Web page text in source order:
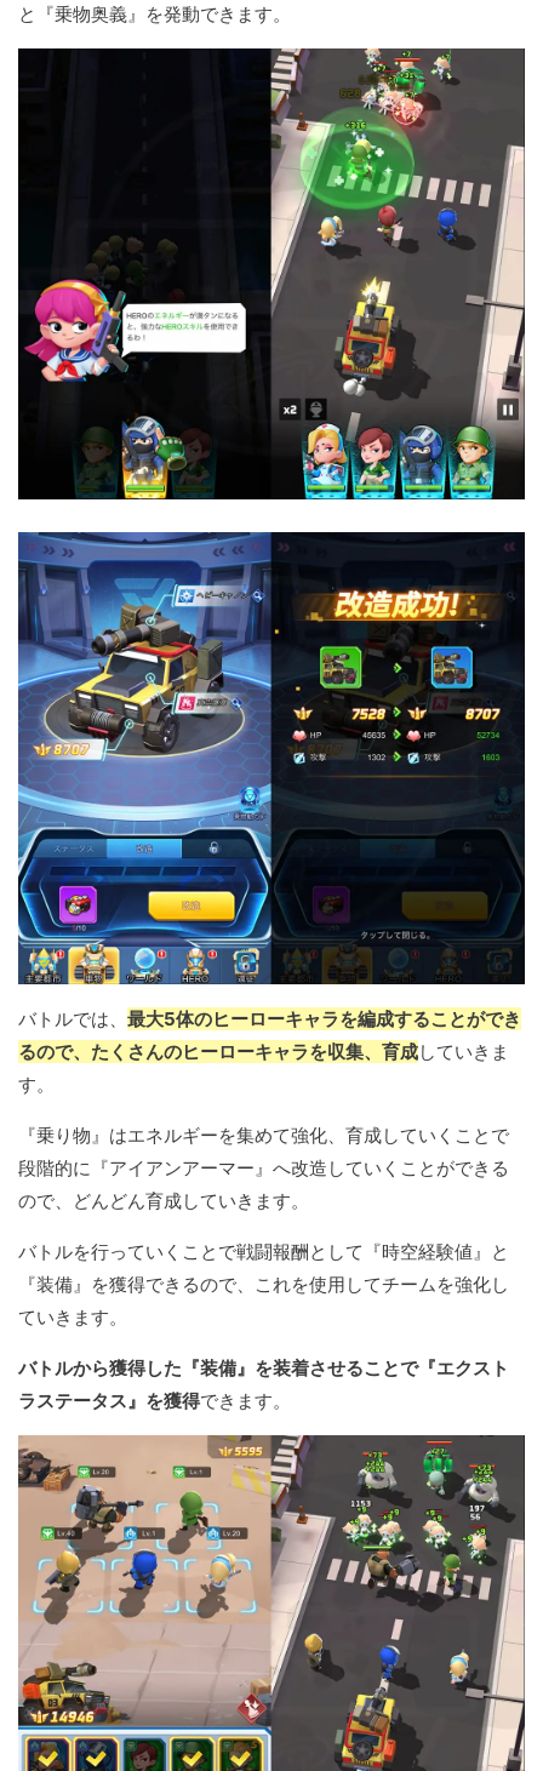
と『乗物奥義』を発動できます。
バトルでは、 最大5体のヒーローキャラを編成することができ
るので、たくさんのヒーローキャラを収集、育成していきま
す。
『乗り物』はエネルギーを集めて強化、育成していくことで
段階的に『アイアンアーマー』へ改造していくことができる
ので、どんどん育成していきます。
バトルを行っていくことで戦闘報酬として『時空経験値』と
『装備』を獲得できるので、これを使用してチームを強化し
ていきます。
バトルから獲得した『装備』を装着させることで『エクスト
ラステータス』を獲得できます。